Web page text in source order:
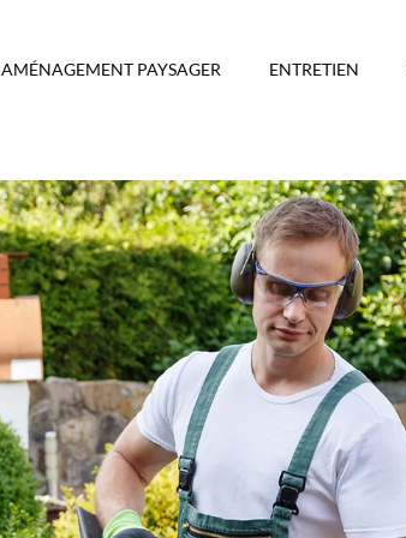
AMÉNAGEMENT PAYSAGER ENTRETIEN